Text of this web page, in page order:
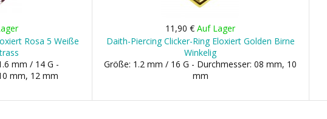
Rosa 5 Weiße
mm / 14 G -
mm, 12 mm
11,90 €Auf Lager
Daith-Piercing Clicker-Ring Eloxiert Golden Birne
Winkelig
Größe: 1.2 mm / 16 G - Durchmesser: 08 mm, 10
mm